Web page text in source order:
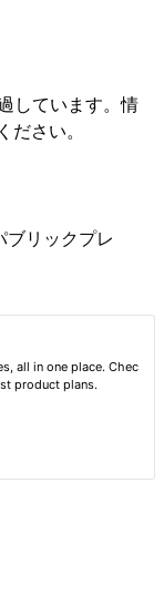
しています。情
さい。
リックプレ